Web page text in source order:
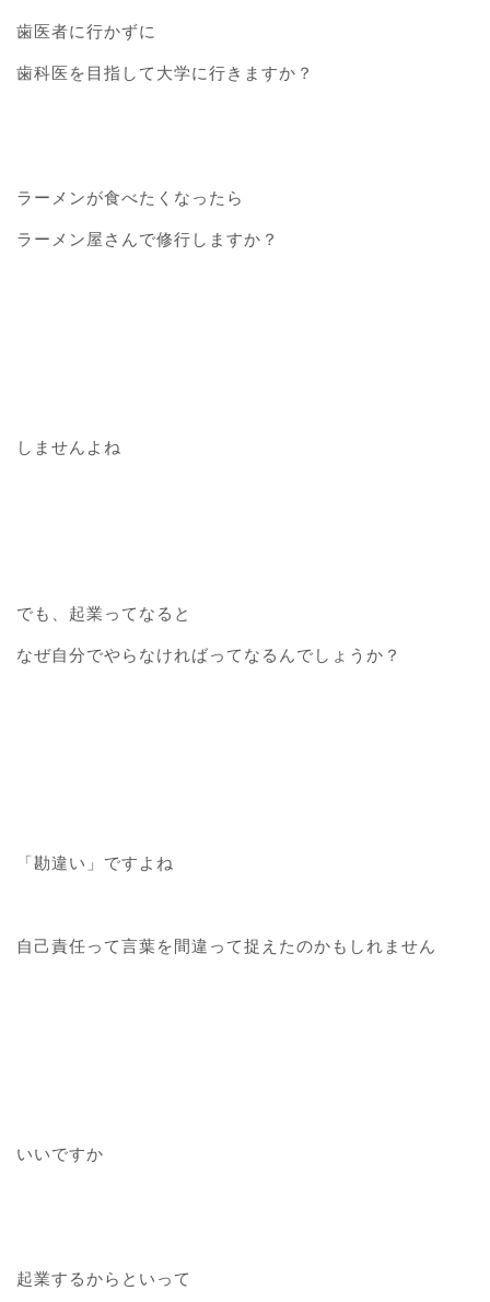
歯医者に行かずに
歯科医を目指して大学に行きますか？
ラーメンが食べたくなったら
ラーメン屋さんで修行しますか？
しませんよね
でも、起業ってなると
なぜ自分でやらなければってなるんでしょうか？
「勘違い」ですよね
自己責任って言葉を間違って捉えたのかもしれません
いいですか
起業するからといって